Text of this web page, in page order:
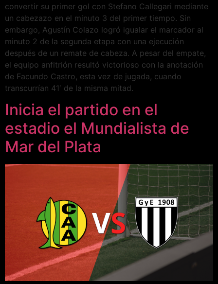
convertir su primer gol con Stefano Callegari mediante
un cabezazo en el minuto 3 del primer tiempo. Sin
embargo, Agustín Colazo logró igualar el marcador al
minuto 2 de la segunda etapa con una ejecución
después de un remate de cabeza. A pesar del empate,
el equipo anfitrión resultó victorioso con la anotación
de Facundo Castro, esta vez de jugada, cuando
transcurrían 41′ de la misma mitad.
Inicia el partido en el
estadio el Mundialista de
Mar del Plata